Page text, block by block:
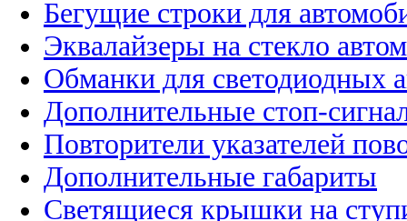
Бегущие строки для
Эквалайзеры на стекло
Обманки для светодиодных
Дополнительные стоп-
Повторители указателей
Дополнительные габариты
Светящиеся крышки на